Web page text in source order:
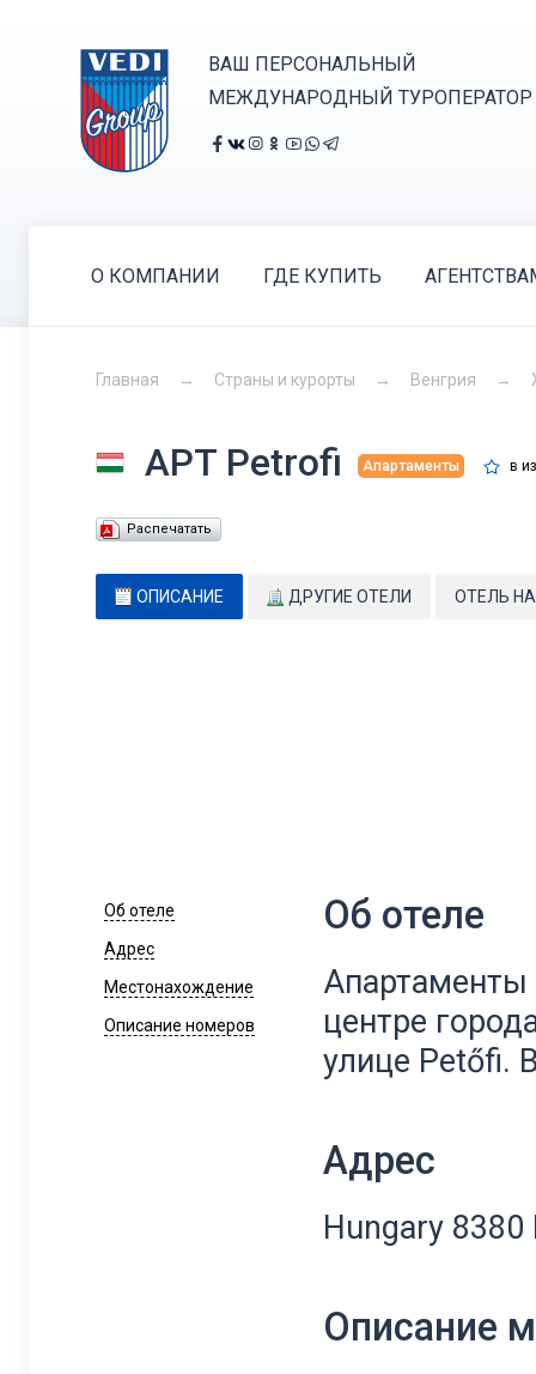
ВАШ ПЕРСОНАЛЬНЫЙ
МЕЖДУНАРОДНЫЙ ТУРОПЕРАТОР
О КОМПАНИИ ГДЕ КУПИТЬ
Главная Страны и курорты Венгрия
APT Petrofi Апартаменты в
Распечатать
ОПИСАНИЕ ДРУГИЕ ОТЕЛИ ОТЕЛЬ
Об отеле
Адрес
Местонахождение
Описание номеров
Об отеле
центре
улице Petőfi.
Адрес
Hungary
Описание